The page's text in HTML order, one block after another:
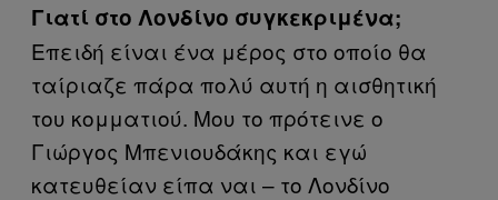
Γιατί στο Λονδίνο συγκεκριμένα;
Επειδή είναι ένα μέρος στο οποίο θα
ταίριαζε πάρα πολύ αυτή η αισθητική
του κομματιού. Mου το πρότεινε ο
Γιώργος Μπενιουδάκης και εγώ
κατευθείαν είπα ναι – το Λονδίνο